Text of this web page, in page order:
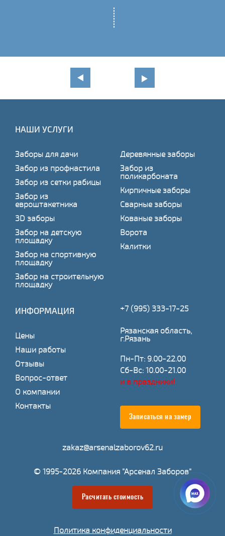
НАШИ УСЛУГИ
Заборы для дачи
Забор из профнастила
Забор из сетки рабицы
Забор из
евроштакетника
3D заборы
Забор на детскую
площадку
Забор на спортивную
площадку
Забор на строительную
площадку
Деревянные заборы
Забор из
поликарбоната
Кирпичные заборы
Сварные заборы
Кованые заборы
Ворота
Калитки
ИНФОРМАЦИЯ
Цены
Наши работы
Отзывы
Вопрос-ответ
О компании
Контакты
+7 (995) 333-17-25
Рязанская область,
г.Рязань
Пн-Пт: 9.00-22.00
Сб-Вс: 10.00-21.00
и в праздники!
Записаться на замер
zakaz@arsenalzaborov62.ru
© 1995-2026 Компания "Арсенал Заборов"
Расчитать стоимость
Политика конфиденциальности